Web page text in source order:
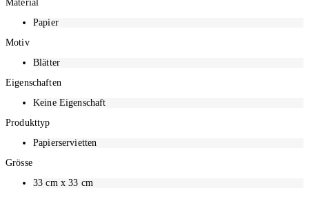
Material
Papier
Motiv
Blätter
Eigenschaften
Keine Eigenschaft
Produkttyp
Papierservietten
Grösse
33 cm x 33 cm